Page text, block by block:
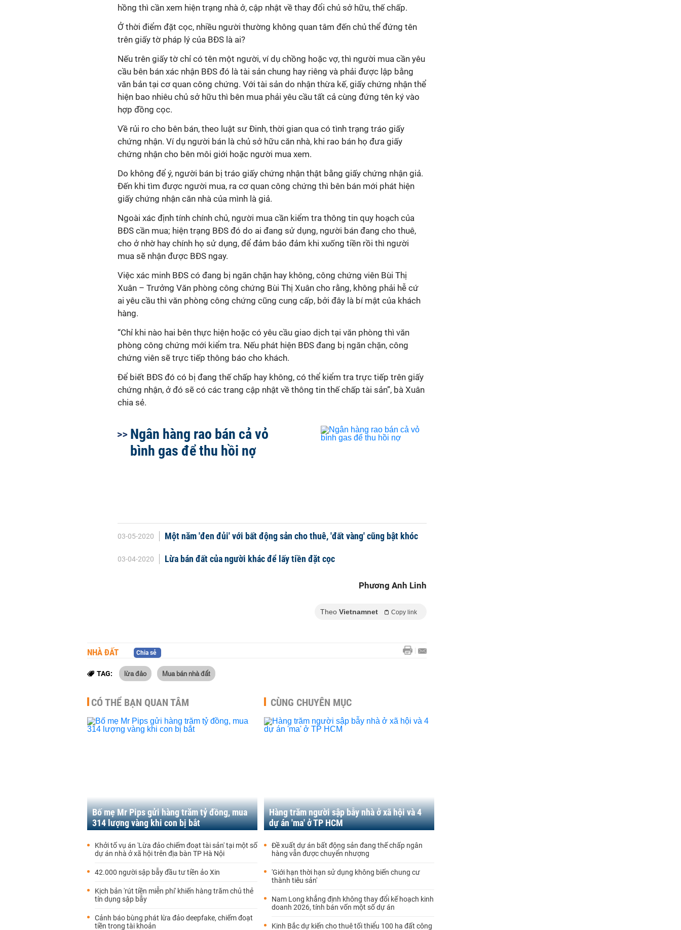
hồng thì cần xem hiện trạng nhà ở, cập nhật về thay đổi chủ sở hữu, thế chấp.
Ở thời điểm đặt cọc, nhiều người thường không quan tâm đến chủ thể đứng tên
trên giấy tờ pháp lý của BĐS là ai?
Nếu trên giấy tờ chỉ có tên một người, ví dụ chồng hoặc vợ, thì người mua cần yêu
cầu bên bán xác nhận BĐS đó là tài sản chung hay riêng và phải được lập bằng
văn bản tại cơ quan công chứng. Với tài sản do nhận thừa kế, giấy chứng nhận thể
hiện bao nhiêu chủ sở hữu thì bên mua phải yêu cầu tất cả cùng đứng tên ký vào
hợp đồng cọc.
Về rủi ro cho bên bán, theo luật sư Đinh, thời gian qua có tình trạng tráo giấy
chứng nhận. Ví dụ người bán là chủ sở hữu căn nhà, khi rao bán họ đưa giấy
chứng nhận cho bên môi giới hoặc người mua xem.
Do không để ý, người bán bị tráo giấy chứng nhận thật bằng giấy chứng nhận giả.
Đến khi tìm được người mua, ra cơ quan công chứng thì bên bán mới phát hiện
giấy chứng nhận căn nhà của mình là giả.
Ngoài xác định tính chính chủ, người mua cần kiểm tra thông tin quy hoạch của
BĐS cần mua; hiện trạng BĐS đó do ai đang sử dụng, người bán đang cho thuê,
cho ở nhờ hay chính họ sử dụng, để đảm bảo đảm khi xuống tiền rồi thì người
mua sẽ nhận được BĐS ngay.
Việc xác minh BĐS có đang bị ngăn chặn hay không, công chứng viên Bùi Thị
Xuân – Trưởng Văn phòng công chứng Bùi Thị Xuân cho rằng, không phải hễ cứ
ai yêu cầu thì văn phòng công chứng cũng cung cấp, bởi đây là bí mật của khách
hàng.
“Chỉ khi nào hai bên thực hiện hoặc có yêu cầu giao dịch tại văn phòng thì văn
phòng công chứng mới kiểm tra. Nếu phát hiện BĐS đang bị ngăn chặn, công
chứng viên sẽ trực tiếp thông báo cho khách.
Để biết BĐS đó có bị đang thế chấp hay không, có thể kiểm tra trực tiếp trên giấy
chứng nhận, ở đó sẽ có các trang cập nhật về thông tin thế chấp tài sản”, bà Xuân
chia sẻ.
Ngân hàng rao bán cả vỏ
bình gas để thu hồi nợ
03-05-2020 Một năm 'đen đủi' với bất động sản cho thuê, 'đất vàng' cũng bật khóc
03-04-2020 Lừa bán đất của người khác để lấy tiền đặt cọc
Phương Anh Linh
Theo Vietnamnet Copy link
NHÀ ĐẤT Chia sẻ
TAG: lừa đảo Mua bán nhà đất
CÓ THỂ BẠN QUAN TÂM
Bố mẹ Mr Pips gửi hàng trăm tỷ đồng, mua
314 lượng vàng khi con bị bắt
Khởi tố vụ án 'Lừa đảo chiếm đoạt tài sản' tại một số
dự án nhà ở xã hội trên địa bàn TP Hà Nội
42.000 người sập bẫy đầu tư tiền ảo Xin
Kịch bản 'rút tiền miễn phí' khiến hàng trăm chủ thẻ
tín dụng sập bẫy
Cảnh báo bùng phát lừa đảo deepfake, chiếm đoạt
tiền trong tài khoản
CÙNG CHUYÊN MỤC
Hàng trăm người sập bẫy nhà ở xã hội và 4
dự án 'ma' ở TP HCM
Đề xuất dự án bất động sản đang thế chấp ngân
hàng vẫn được chuyển nhượng
'Giới hạn thời hạn sử dụng không biến chung cư
thành tiêu sản'
Nam Long khẳng định không thay đổi kế hoạch kinh
doanh 2026, tính bán vốn một số dự án
Kinh Bắc dự kiến cho thuê tối thiểu 100 ha đất công